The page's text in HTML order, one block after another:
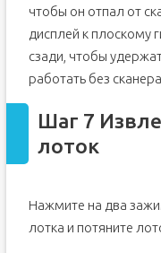
чтобы он отпал от
дисплей к плоскому
сзади, чтобы
работать без
Шаг 7
лоток
Нажмите на два
лотка и потяните